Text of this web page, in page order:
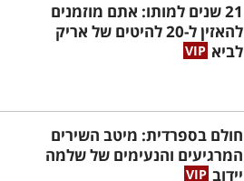
21 שנים למותו: אתם מוזמנים
להאזין ל-20 להיטים של אריק
לביא
חולם בספרדית: מיטב השירים
המרגיעים והנעימים של שלמה
יידוב